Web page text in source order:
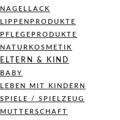
NAGELLACK
LIPPENPRODUKTE
PFLEGEPRODUKTE
NATURKOSMETIK
ELTERN & KIND
BABY
LEBEN MIT KINDERN
SPIELE / SPIELZEUG
MUTTERSCHAFT